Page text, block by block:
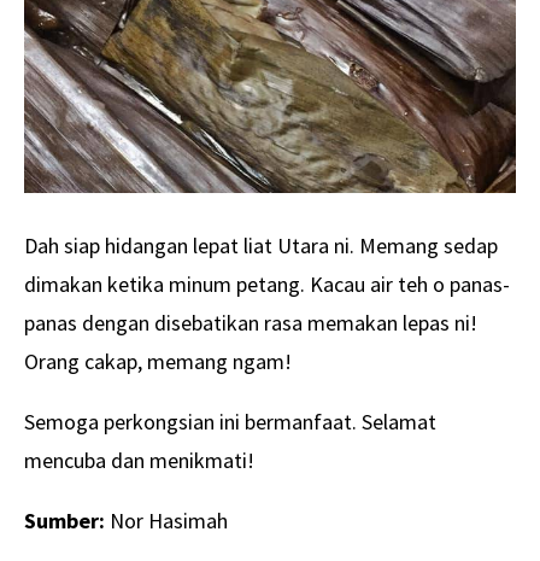
Dah siap hidangan lepat liat Utara ni. Memang sedap
dimakan ketika minum petang. Kacau air teh o panas-
panas dengan disebatikan rasa memakan lepas ni!
Orang cakap, memang ngam!
Semoga perkongsian ini bermanfaat. Selamat
mencuba dan menikmati!
Sumber: Nor Hasimah